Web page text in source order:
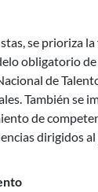
se prioriza
obligatorio
de
También se
de
dirigidos